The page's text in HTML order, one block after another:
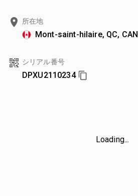
所在地
Mont-saint-hilaire, QC, CAN
シリアル番号
DPXU2110234
Loading...